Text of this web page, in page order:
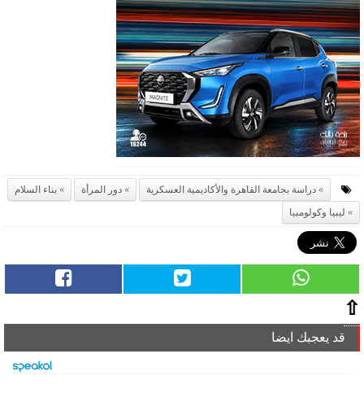
دراسة بجامعة القاهرة والأكاديمية العسكرية دور المرأة
بناء السلام
ليبيا وكولومبيا
⇧
قد يعجبك ايضا